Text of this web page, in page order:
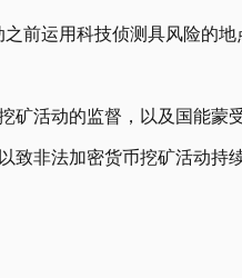
前运用科技侦测具风险的地
活动的监督，以及国能蒙
非法加密货币挖矿活动持续